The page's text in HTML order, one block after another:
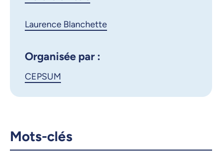
Laurence Blanchette
Organisée par :
CEPSUM
Mots-clés